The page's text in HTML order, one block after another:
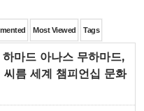
Most Viewed Tags
마드 아나스 무하마드,
름 세계 챔피언십 문화